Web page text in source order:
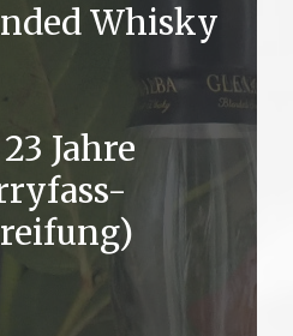
Whisky
Jahre